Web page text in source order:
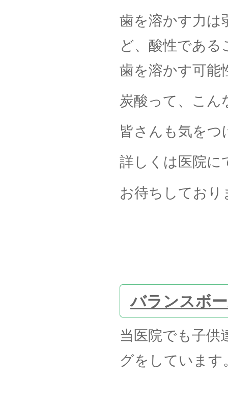
歯を溶かす力は
ど、酸性であ
歯を溶かす可能
炭酸って、こん
皆さんも気をつ
詳しくは医院に
お待ちしており
バランスボ
当医院でも子供
グをしています